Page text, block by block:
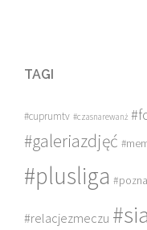
TAGI
#cuprumtv #czasnarewanż
#galeriazdjęć
#plusliga
#relacjezmeczu